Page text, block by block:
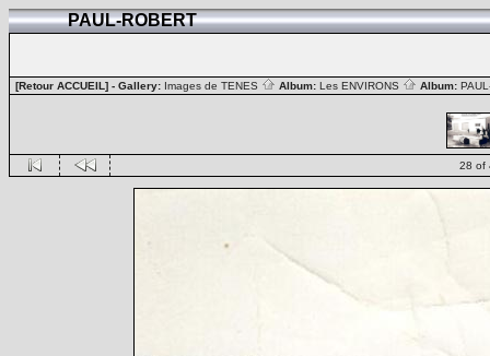
PAUL-ROBERT
[Retour ACCUEIL] - Gallery: Images de TENES Album: Les ENVIRONS Album:
28 of